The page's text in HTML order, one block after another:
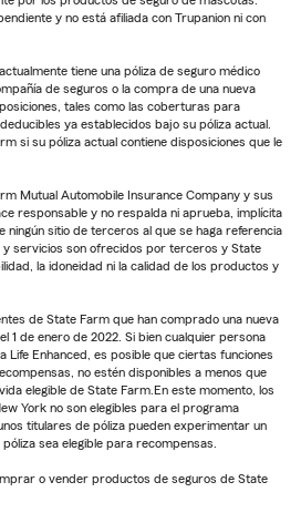
y no está afiliada con Trupanion ni con
tiene una póliza de seguro médico
de seguros o la compra de una nueva
tales como las coberturas para
ya establecidos bajo su póliza actual.
si su póliza actual contiene disposiciones que le
Mutual Automobile Insurance Company y sus
responsable y no respalda ni aprueba, implícita
ningún sitio de terceros al que se haga referencia
servicios son ofrecidos por terceros y State
la idoneidad ni la calidad de los productos y
de State Farm que han comprado una nueva
1 de enero de 2022. Si bien cualquier persona
Life Enhanced, es posible que ciertas funciones
no estén disponibles a menos que
elegible de State Farm.En este momento, los
York no son elegibles para el programa
titulares de póliza pueden experimentar un
sea elegible para recompensas.
o vender productos de seguros de State